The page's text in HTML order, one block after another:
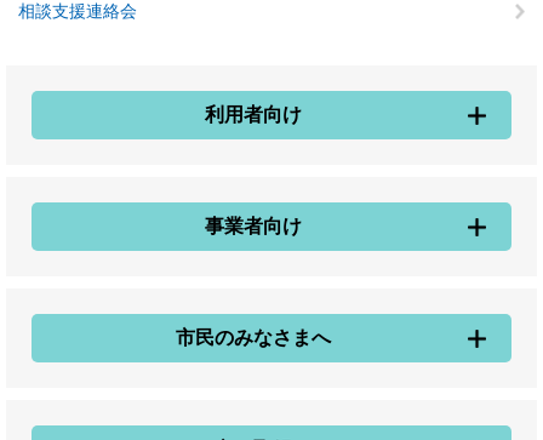
相談支援連絡会
利用者向け
事業者向け
市民のみなさまへ